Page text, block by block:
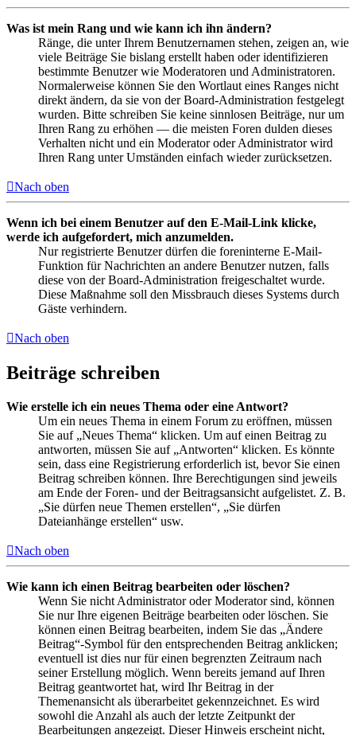
Was ist mein Rang und wie kann ich ihn ändern?
Ränge, die unter Ihrem Benutzernamen stehen, zeigen an, wie
viele Beiträge Sie bislang erstellt haben oder identifizieren
bestimmte Benutzer wie Moderatoren und Administratoren.
Normalerweise können Sie den Wortlaut eines Ranges nicht
direkt ändern, da sie von der Board-Administration festgelegt
wurden. Bitte schreiben Sie keine sinnlosen Beiträge, nur um
Ihren Rang zu erhöhen — die meisten Foren dulden dieses
Verhalten nicht und ein Moderator oder Administrator wird
Ihren Rang unter Umständen einfach wieder zurücksetzen.
Nach oben
Wenn ich bei einem Benutzer auf den E-Mail-Link klicke,
werde ich aufgefordert, mich anzumelden.
Nur registrierte Benutzer dürfen die foreninterne E-Mail-
Funktion für Nachrichten an andere Benutzer nutzen, falls
diese von der Board-Administration freigeschaltet wurde.
Diese Maßnahme soll den Missbrauch dieses Systems durch
Gäste verhindern.
Nach oben
Beiträge schreiben
Wie erstelle ich ein neues Thema oder eine Antwort?
Um ein neues Thema in einem Forum zu eröffnen, müssen
Sie auf „Neues Thema“ klicken. Um auf einen Beitrag zu
antworten, müssen Sie auf „Antworten“ klicken. Es könnte
sein, dass eine Registrierung erforderlich ist, bevor Sie einen
Beitrag schreiben können. Ihre Berechtigungen sind jeweils
am Ende der Foren- und der Beitragsansicht aufgelistet. Z. B.
„Sie dürfen neue Themen erstellen“, „Sie dürfen
Dateianhänge erstellen“ usw.
Nach oben
Wie kann ich einen Beitrag bearbeiten oder löschen?
Wenn Sie nicht Administrator oder Moderator sind, können
Sie nur Ihre eigenen Beiträge bearbeiten oder löschen. Sie
können einen Beitrag bearbeiten, indem Sie das „Ändere
Beitrag“-Symbol für den entsprechenden Beitrag anklicken;
eventuell ist dies nur für einen begrenzten Zeitraum nach
seiner Erstellung möglich. Wenn bereits jemand auf Ihren
Beitrag geantwortet hat, wird Ihr Beitrag in der
Themenansicht als überarbeitet gekennzeichnet. Es wird
sowohl die Anzahl als auch der letzte Zeitpunkt der
Bearbeitungen angezeigt. Dieser Hinweis erscheint nicht,